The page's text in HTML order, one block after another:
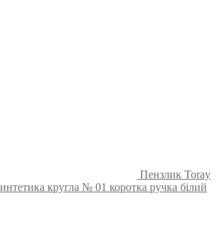
Пензлик Toray
кругла № 01 коротка ручка білий